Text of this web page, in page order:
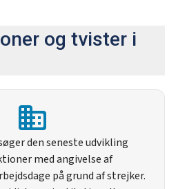
og tvister i
den seneste udvikling
med angivelse af
på grund af strejker.